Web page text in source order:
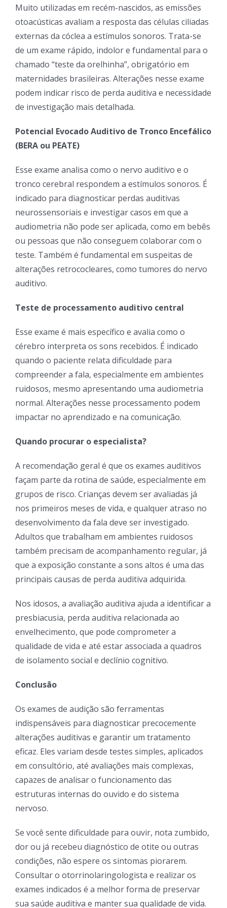
Muito utilizadas em recém-nascidos, as emissões
otoacústicas avaliam a resposta das células ciliadas
externas da cóclea a estímulos sonoros. Trata-se
de um exame rápido, indolor e fundamental para o
chamado “teste da orelhinha”, obrigatório em
maternidades brasileiras. Alterações nesse exame
podem indicar risco de perda auditiva e necessidade
de investigação mais detalhada.
Potencial Evocado Auditivo de Tronco Encefálico
(BERA ou PEATE)
Esse exame analisa como o nervo auditivo e o
tronco cerebral respondem a estímulos sonoros. É
indicado para diagnosticar perdas auditivas
neurossensoriais e investigar casos em que a
audiometria não pode ser aplicada, como em bebês
ou pessoas que não conseguem colaborar com o
teste. Também é fundamental em suspeitas de
alterações retrococleares, como tumores do nervo
auditivo.
Teste de processamento auditivo central
Esse exame é mais específico e avalia como o
cérebro interpreta os sons recebidos. É indicado
quando o paciente relata dificuldade para
compreender a fala, especialmente em ambientes
ruidosos, mesmo apresentando uma audiometria
normal. Alterações nesse processamento podem
impactar no aprendizado e na comunicação.
Quando procurar o especialista?
A recomendação geral é que os exames auditivos
façam parte da rotina de saúde, especialmente em
grupos de risco. Crianças devem ser avaliadas já
nos primeiros meses de vida, e qualquer atraso no
desenvolvimento da fala deve ser investigado.
Adultos que trabalham em ambientes ruidosos
também precisam de acompanhamento regular, já
que a exposição constante a sons altos é uma das
principais causas de perda auditiva adquirida.
Nos idosos, a avaliação auditiva ajuda a identificar a
presbiacusia, perda auditiva relacionada ao
envelhecimento, que pode comprometer a
qualidade de vida e até estar associada a quadros
de isolamento social e declínio cognitivo.
Conclusão
Os exames de audição são ferramentas
indispensáveis para diagnosticar precocemente
alterações auditivas e garantir um tratamento
eficaz. Eles variam desde testes simples, aplicados
em consultório, até avaliações mais complexas,
capazes de analisar o funcionamento das
estruturas internas do ouvido e do sistema
nervoso.
Se você sente dificuldade para ouvir, nota zumbido,
dor ou já recebeu diagnóstico de otite ou outras
condições, não espere os sintomas piorarem.
Consultar o otorrinolaringologista e realizar os
exames indicados é a melhor forma de preservar
sua saúde auditiva e manter sua qualidade de vida.